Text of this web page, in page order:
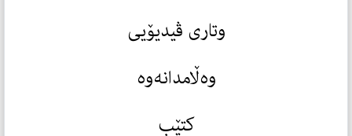
وتاری ڤیدیۆیی
وەڵامدانەوە
کتێب